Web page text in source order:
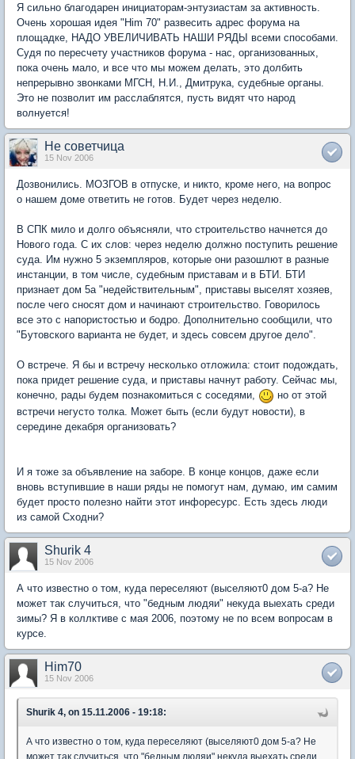
Я сильно благодарен инициаторам-энтузиастам за активность.
Очень хорошая идея "Нim 70" развесить адрес форума на
площадке, НАДО УВЕЛИЧИВАТЬ НАШИ РЯДЫ всеми способами.
Судя по пересчету участников форума - нас, организованных,
пока очень мало, и все что мы можем делать, это долбить
непрерывно звонками МГСН, Н.И., Дмитрука, судебные органы.
Это не позволит им расслаблятся, пусть видят что народ
волнуется!
Не советчица
15 Nov 2006
Дозвонились. МОЗГОВ в отпуске, и никто, кроме него, на вопрос
о нашем доме ответить не готов. Будет через неделю.
В СПК мило и долго объясняли, что строительство начнется до
Нового года. С их слов: через неделю должно поступить решение
суда. Им нужно 5 экземпляров, которые они разошлют в разные
инстанции, в том числе, судебным приставам и в БТИ. БТИ
признает дом 5а "недействительным", приставы выселят хозяев,
после чего сносят дом и начинают строительство. Говорилось
все это с напористостью и бодро. Дополнительно сообщили, что
"Бутовского варианта не будет, и здесь совсем другое дело".
О встрече. Я бы и встречу несколько отложила: стоит подождать,
пока придет решение суда, и приставы начнут работу. Сейчас мы,
конечно, рады будем познакомиться с соседями,
но от этой
встречи негусто толка. Может быть (если будут новости), в
середине декабря организовать?
И я тоже за объявление на заборе. В конце концов, даже если
вновь вступившие в наши ряды не помогут нам, думаю, им самим
будет просто полезно найти этот инфоресурс. Есть здесь люди
из самой Сходни?
Shurik 4
15 Nov 2006
А что известно о том, куда переселяют (выселяют0 дом 5-а? Не
может так случиться, что "бедным людяи" некуда выехать среди
зимы? Я в коллктиве с мая 2006, поэтому не по всем вопросам в
курсе.
Him70
15 Nov 2006
Shurik 4, on 15.11.2006 - 19:18:
А что известно о том, куда переселяют (выселяют0 дом 5-а? Не
может так случиться, что "бедным людяи" некуда выехать среди